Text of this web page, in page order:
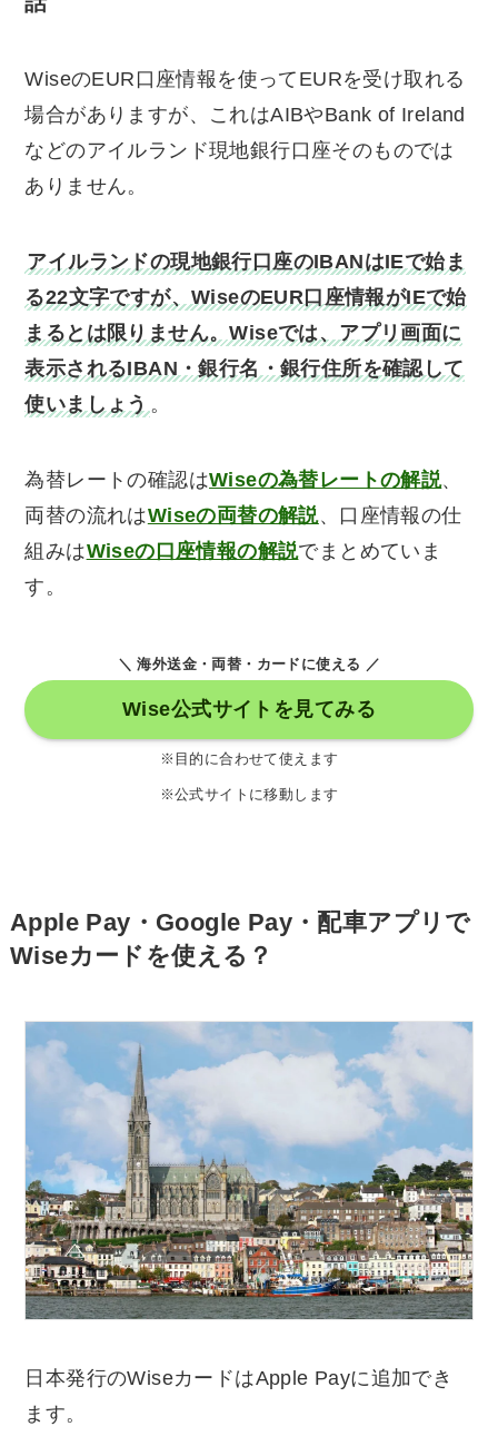
WiseのEUR口座情報を使ってEURを受け取れる
場合がありますが、これはAIBやBank of Ireland
などのアイルランド現地銀行口座そのものでは
ありません。
アイルランドの現地銀行口座のIBANはIEで始ま
る22文字ですが、WiseのEUR口座情報がIEで始
まるとは限りません。Wiseでは、アプリ画面に
表示されるIBAN・銀行名・銀行住所を確認して
使いましょう 。
為替レートの確認はWiseの為替レートの解説、
両替の流れはWiseの両替の解説、口座情報の仕
組みはWiseの口座情報の解説でまとめていま
す。
＼ 海外送金・両替・カードに使える ／
Wise公式サイトを見てみる
※目的に合わせて使えます
※公式サイトに移動します
Apple Pay・Google Pay・配車アプリで
Wiseカードを使える？
日本発行のWiseカードはApple Payに追加でき
ます。